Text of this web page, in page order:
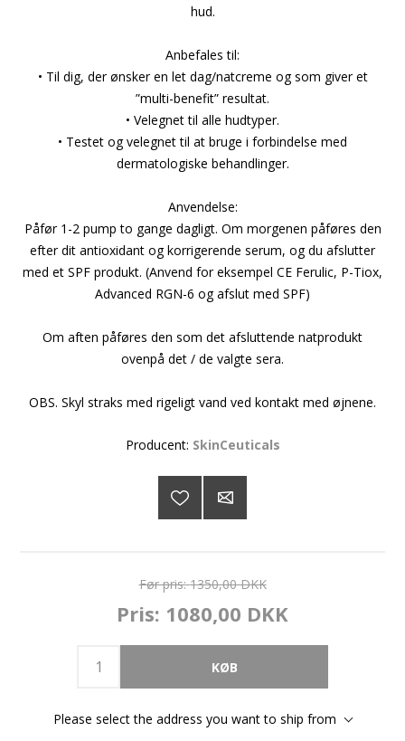
hud.
Anbefales til:
• Til dig, der ønsker en let dag/natcreme og som giver et
”multi-benefit” resultat.
• Velegnet til alle hudtyper.
• Testet og velegnet til at bruge i forbindelse med
dermatologiske behandlinger.
Anvendelse:
Påfør 1-2 pump to gange dagligt. Om morgenen påføres den
efter dit antioxidant og korrigerende serum, og du afslutter
med et SPF produkt. (Anvend for eksempel CE Ferulic, P-Tiox,
Advanced RGN-6 og afslut med SPF)
Om aften påføres den som det afsluttende natprodukt
ovenpå det / de valgte sera.
OBS. Skyl straks med rigeligt vand ved kontakt med øjnene.
Producent: SkinCeuticals
Før pris: 1350,00 DKK
Pris: 1080,00 DKK
Please select the address you want to ship from